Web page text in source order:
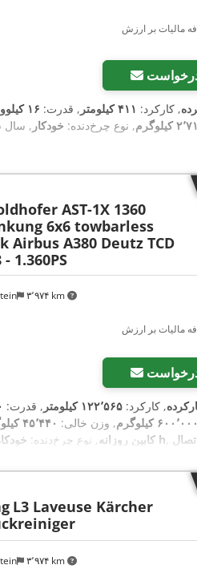
مالیات بر ارزش
, کارکرد: ۴۱۱ کیلومتر , قدرت: ۱۶ کیلووات (۲۱٫۷۵ اسب بخار)
کیلوگرم , نوع چرخ‌دنده: خودکار , سال
۳٬۹۷۴ km
AST-1X 1360
6x6 towbarless
Airbus A380 Deutz TCD
1.360PS
مالیات بر ارزش
, کارکرد: ۱۲۲٬۵۶۵ کیلومتر , قدرت:
۶۰۰٬۰۰۰ کیلوگرم , وزن خالی: ۴۵٬۴۴۰ کیلوگرم
کابین روزانه, نوع چرخ‌دنده: خودکار ۲۳٬۱۳۷ h
۳٬۹۷۴ km
L3 Laveuse Kärcher